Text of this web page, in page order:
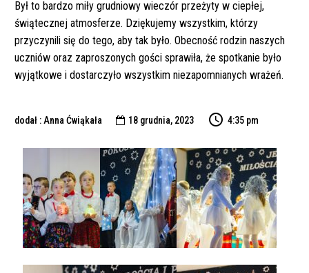
Był to bardzo miły grudniowy wieczór przeżyty w ciepłej,
świątecznej atmosferze. Dziękujemy wszystkim, którzy
przyczynili się do tego, aby tak było. Obecność rodzin naszych
uczniów oraz zaproszonych gości sprawiła, że spotkanie było
wyjątkowe i dostarczyło wszystkim niezapomnianych wrażeń.
dodał : Anna Ćwiąkała  18 grudnia, 2023 4:35 pm